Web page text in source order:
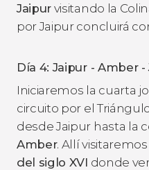
Jaipur visitando la
por Jaipur concluirá
Día 4: Jaipur - Amber -
Iniciaremos la cuarta
circuito por el
desde Jaipur hasta la
Amber. Allí
del siglo XVI donde